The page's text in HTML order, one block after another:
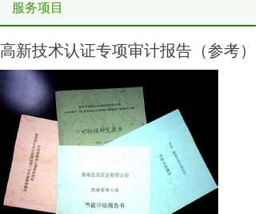
服务项目
高新技术认证专项审计报告（参考）